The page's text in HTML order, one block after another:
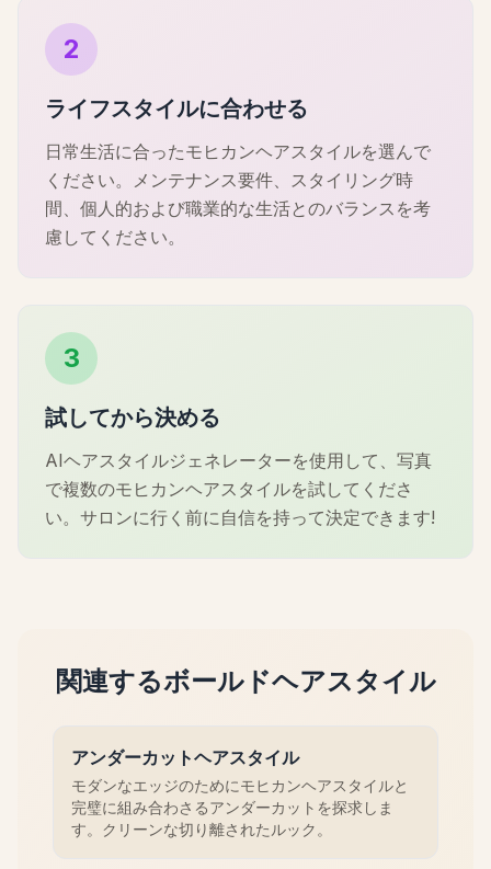
2
ライフスタイルに合わせる
日常生活に合ったモヒカンヘアスタイルを選んで
ください。メンテナンス要件、スタイリング時
間、個人的および職業的な生活とのバランスを考
慮してください。
3
試してから決める
AIヘアスタイルジェネレーターを使用して、写真
で複数のモヒカンヘアスタイルを試してくださ
い。サロンに行く前に自信を持って決定できます!
関連するボールドヘアスタイル
アンダーカットヘアスタイル
モダンなエッジのためにモヒカンヘアスタイルと
完璧に組み合わさるアンダーカットを探求しま
す。クリーンな切り離されたルック。